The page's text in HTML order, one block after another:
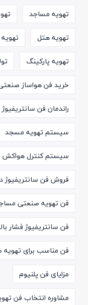
تهویه مساجد
تهویه هتل
تهویه پارکینگ
خرید فن هواساز صنعتی
راندمان فن سانتریفیوژ
سیستم تهویه مسجد
سیستم کنترل
فروش فن سانتریفیوژ
فن تهویه صنعتی
فن سانتریفیوژ فشار
فن مناسب برای
مزایای فن پلنیوم
مشاوره انتخاب فن